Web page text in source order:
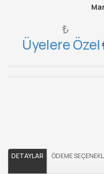
₺
Üyelere Özel
DETAYLAR ÖDEME